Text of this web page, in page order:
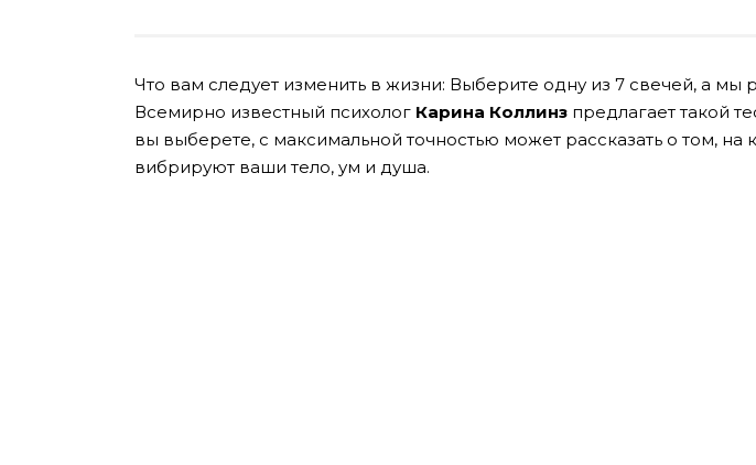
Что вам следует изменить в жизни: Выберите одну из 7 свечей, а мы
Всемирно известный психолог Карина Коллинз предлагает такой
вы выберете, с максимальной точностью может рассказать о том, на
вибрируют ваши тело, ум и душа.